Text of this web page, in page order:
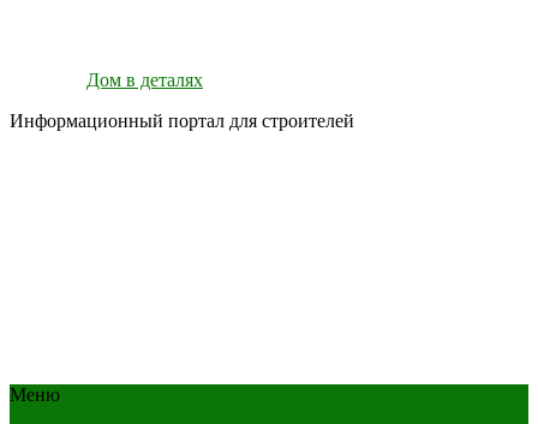
Дом в деталях
Информационный портал для строителей
Меню